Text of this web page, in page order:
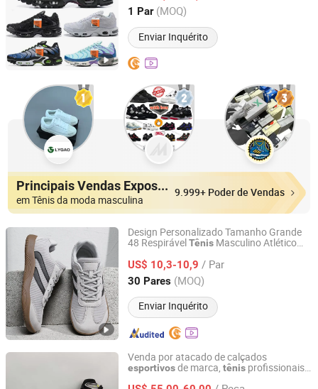
1 Par (MOQ)
Enviar Inquérito
Fujian, China Desde 2026
Principais Vendas Expositores
em Tênis da moda masculina
9.999+ Poder de Vendas
Design Personalizado Tamanho Grande
48 Respirável Tênis Masculino Atlético
Conforto Caminhada Corrida Esportes
Calçados Casuais
US$ 10,3-10,9 / Par
30 Pares (MOQ)
Enviar Inquérito
Baoding Saikun Import and Export Co., Ltd.
Hebei, China Desde 2024
Venda por atacado de calçados
esportivosde marca, tênis profissionais
Fuzhou San He Yi Trading Co., Ltd